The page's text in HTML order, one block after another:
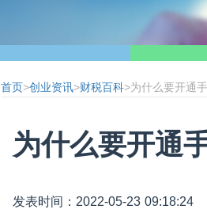
首页>创业资讯>财税百科>为什么要开通
为什么要开通
发表时间：2022-05-23 09:18:24